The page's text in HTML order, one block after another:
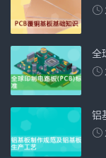
全
铝